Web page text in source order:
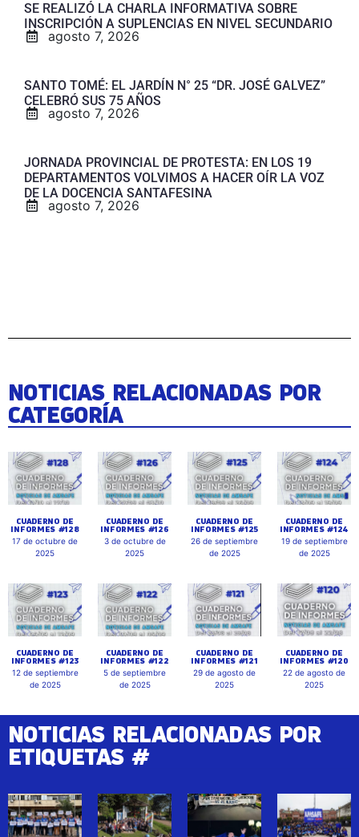
SE REALIZÓ LA CHARLA INFORMATIVA SOBRE
INSCRIPCIÓN A SUPLENCIAS EN NIVEL SECUNDARIO
agosto 7, 2026
SANTO TOMÉ: EL JARDÍN N° 25 “DR. JOSÉ GALVEZ”
CELEBRÓ SUS 75 AÑOS
agosto 7, 2026
JORNADA PROVINCIAL DE PROTESTA: EN LOS 19
DEPARTAMENTOS VOLVIMOS A HACER OÍR LA VOZ
DE LA DOCENCIA SANTAFESINA
agosto 7, 2026
NOTICIAS RELACIONADAS POR
CATEGORÍA
CUADERNO DE
INFORMES #128
17 de octubre de
2025
CUADERNO DE
INFORMES #126
3 de octubre de
2025
CUADERNO DE
INFORMES #125
26 de septiembre
de 2025
CUADERNO DE
INFORMES #124
19 de septiembre
de 2025
CUADERNO DE
INFORMES #123
12 de septiembre
de 2025
CUADERNO DE
INFORMES #122
5 de septiembre
de 2025
CUADERNO DE
INFORMES #121
29 de agosto de
2025
CUADERNO DE
INFORMES #120
22 de agosto de
2025
NOTICIAS RELACIONADAS POR
ETIQUETAS #